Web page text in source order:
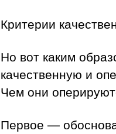
Критерии
Но вот каким
качественную и
Чем они
Первое —